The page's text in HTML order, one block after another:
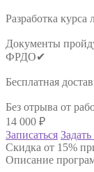
Разработка курса
Документы
ФРДО✔
Бесплатная
Без отрыва от
14 000 ₽
Записаться
Скидка от 15%
Описание